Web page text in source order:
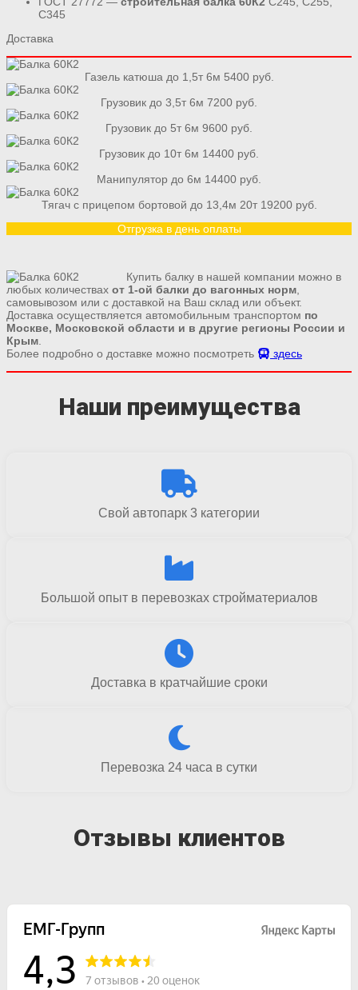
С345
Доставка
Газель катюша до 1,5т 6м 5400 руб.
Грузовик до 3,5т 6м 7200 руб.
Грузовик до 5т 6м 9600 руб.
Грузовик до 10т 6м 14400 руб.
Манипулятор до 6м 14400 руб.
Тягач с прицепом бортовой до 13,4м 20т 19200 руб.
Отгрузка в день оплаты
Купить балку в нашей компании можно в
любых количествах от 1-ой балки до вагонных норм,
самовывозом или с доставкой на Ваш склад или объект.
Доставка осуществляется автомобильным транспортом по
Москве, Московской области и в другие регионы России и
Крым.
Более подробно о доставке можно посмотреть
здесь
Наши преимущества
Свой автопарк 3 категории
Большой опыт в перевозках стройматериалов
Доставка в кратчайшие сроки
Перевозка 24 часа в сутки
Отзывы клиентов